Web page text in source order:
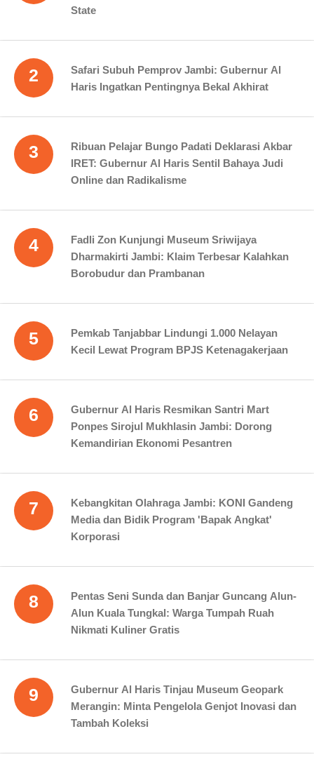
State
2
Safari Subuh Pemprov Jambi: Gubernur Al
Haris Ingatkan Pentingnya Bekal Akhirat
3
Ribuan Pelajar Bungo Padati Deklarasi Akbar
IRET: Gubernur Al Haris Sentil Bahaya Judi
Online dan Radikalisme
4
Fadli Zon Kunjungi Museum Sriwijaya
Dharmakirti Jambi: Klaim Terbesar Kalahkan
Borobudur dan Prambanan
5
Pemkab Tanjabbar Lindungi 1.000 Nelayan
Kecil Lewat Program BPJS Ketenagakerjaan
6
Gubernur Al Haris Resmikan Santri Mart
Ponpes Sirojul Mukhlasin Jambi: Dorong
Kemandirian Ekonomi Pesantren
7
Kebangkitan Olahraga Jambi: KONI Gandeng
Media dan Bidik Program 'Bapak Angkat'
Korporasi
8
Pentas Seni Sunda dan Banjar Guncang Alun-
Alun Kuala Tungkal: Warga Tumpah Ruah
Nikmati Kuliner Gratis
9
Gubernur Al Haris Tinjau Museum Geopark
Merangin: Minta Pengelola Genjot Inovasi dan
Tambah Koleksi